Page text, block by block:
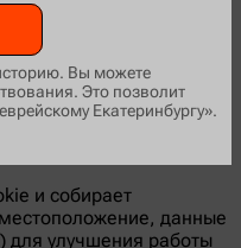
Вы можете
Это позволит
Екатеринбургу».
и собирает
данные
для улучшения работы